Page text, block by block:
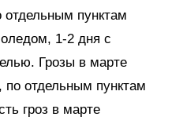
отдельным пунктам
1-2 дня с
Грозы в марте
по отдельным пунктам
гроз в марте